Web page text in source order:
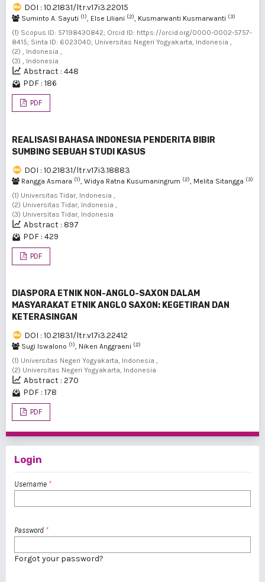
DOI : 10.21831/ltr.v17i3.22015
Suminto A. Sayuti (1), Else Liliani (2), Kusmarwanti Kusmarwanti (3)
(1) Scopus ID: 57198430842; Orcid ID: https://orcid.org/0000-0002-5757-
8415; Sinta ID: 6023040; Universitas Negeri Yogyakarta, Indonesia ,
(2) , Indonesia ,
(3) , Indonesia
Abstract : 448
PDF : 186
PDF
REALISASI BAHASA INDONESIA PENDERITA BIBIR
SUMBING SEBUAH STUDI KASUS
DOI : 10.21831/ltr.v17i3.18883
Rangga Asmara (1), Widya Ratna Kusumaningrum (2), Melita Sitangga (3)
(1) Universitas Tidar, Indonesia ,
(2) Universitas Tidar, Indonesia ,
(3) Universitas Tidar, Indonesia
Abstract : 897
PDF : 429
PDF
DIASPORA ETNIK NON-ANGLO-SAXON DALAM
MASYARAKAT ETNIK ANGLO SAXON: KEGETIRAN DAN
KETERASINGAN
DOI : 10.21831/ltr.v17i3.22412
Sugi Iswalono (1), Niken Anggraeni (2)
(1) Universitas Negeri Yogyakarta, Indonesia ,
(2) Universitas Negeri Yogyakarta, Indonesia
Abstract : 270
PDF : 178
PDF
Login
Username *
Password *
Forgot your password?